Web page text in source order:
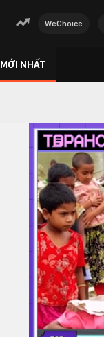
WeChoice
MỚI NHẤT